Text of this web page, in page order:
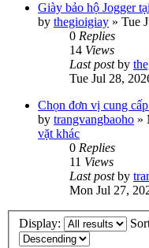
Giày bảo hộ Jogger
by thegioigiay » Tue
0 Replies
14 Views
Last postby
Tue Jul 28,
Chọn đơn vị cung
by trangvangbaoho »
vặt khác
0 Replies
11 Views
Last postby
Mon Jul 27,
Display: